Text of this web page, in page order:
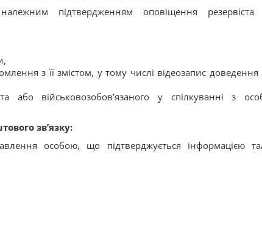
підтвердженням оповіщення резервіста
з її змістом, у тому числі відеозапис доведення
або військовозобов’язаного у спілкуванні з
зв’язку:
особою, що підтверджується інформацією